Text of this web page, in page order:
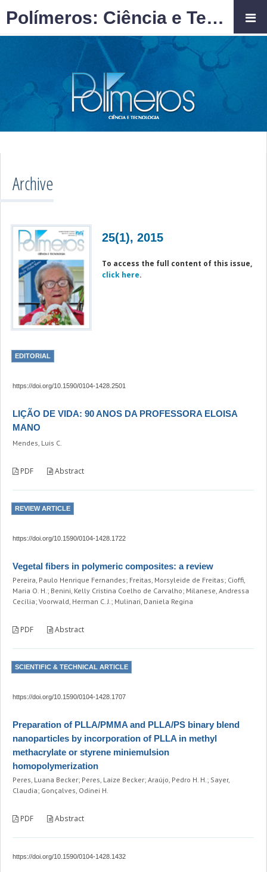
Archive
25(1), 2015
To access the full content of this issue,
click here.
EDITORIAL
https://doi.org/10.1590/0104-1428.2501
LIÇÃO DE VIDA: 90 ANOS DA PROFESSORA ELOISA
MANO
Mendes, Luis C.
PDF Abstract
REVIEW ARTICLE
https://doi.org/10.1590/0104-1428.1722
Vegetal fibers in polymeric composites: a review
Pereira, Paulo Henrique Fernandes; Freitas, Morsyleide de Freitas; Cioffi,
Maria O. H.; Benini, Kelly Cristina Coelho de Carvalho; Milanese, Andressa
Cecília; Voorwald, Herman C. J.; Mulinari, Daniela Regina
PDF Abstract
SCIENTIFIC & TECHNICAL ARTICLE
https://doi.org/10.1590/0104-1428.1707
Preparation of PLLA/PMMA and PLLA/PS binary blend
nanoparticles by incorporation of PLLA in methyl
methacrylate or styrene miniemulsion
homopolymerization
Peres, Luana Becker; Peres, Laize Becker; Araújo, Pedro H. H.; Sayer,
Claudia; Gonçalves, Odinei H.
PDF Abstract
https://doi.org/10.1590/0104-1428.1432
Polímeros: Ciência e Tecnologia